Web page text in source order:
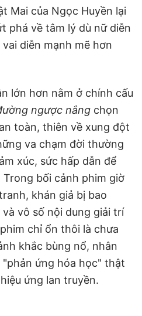
Mai của Ngọc Huyền lại
phá về tâm lý dù nữ diễn
diễn mạnh mẽ hơn
lớn hơn nằm ở chính cấu
ngược nắng chọn
toàn, thiên về xung đột
va chạm đời thường
xúc, sức hấp dẫn để
Trong bối cảnh phim giờ
khán giả bị bao
vô số nội dung giải trí
chỉ ổn thôi là chưa
khắc bùng nổ, nhân
ứng hóa học" thật
ứng lan truyền.